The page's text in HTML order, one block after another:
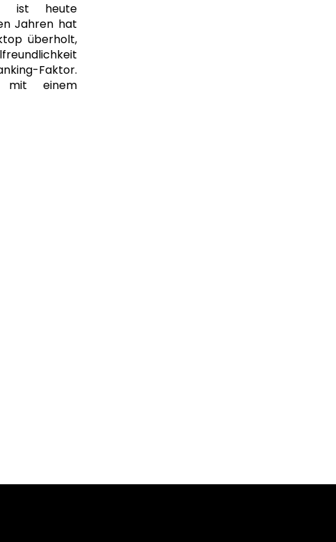
ist heute
Jahren hat
überholt,
Faktor.
mit einem